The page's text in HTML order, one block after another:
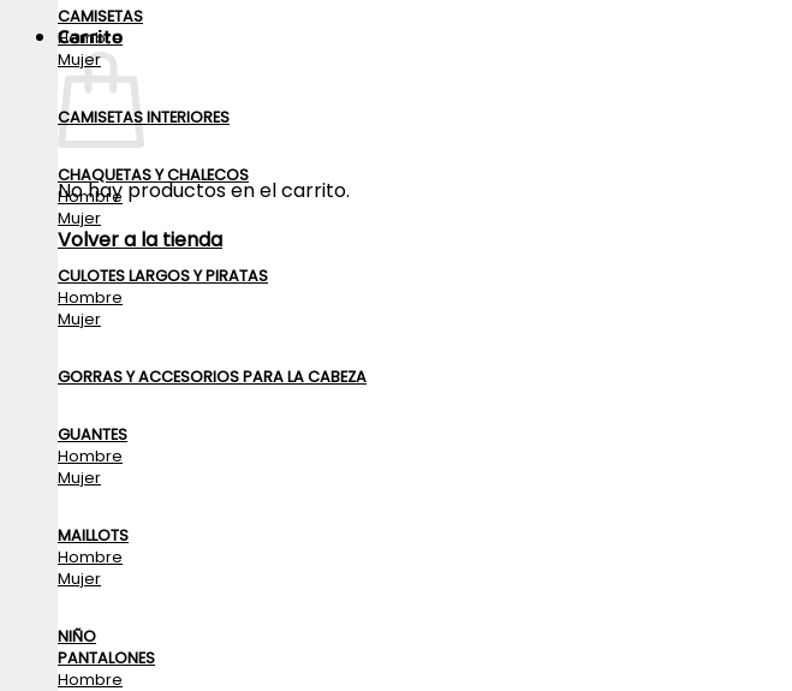
Carrito
No hay productos en el carrito.
Volver a la tienda
CAMISETAS
Hombre
Mujer
CAMISETAS INTERIORES
CHAQUETAS Y CHALECOS
Hombre
Mujer
CULOTES LARGOS Y PIRATAS
Hombre
Mujer
GORRAS Y ACCESORIOS PARA LA CABEZA
GUANTES
Hombre
Mujer
MAILLOTS
Hombre
Mujer
NIÑO
PANTALONES
Hombre